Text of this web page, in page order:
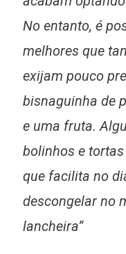
No entanto, é
melhores que
exijam pouco
bisnaguinha de
e uma fruta.
bolinhos e
que facilita no
descongelar no
lancheira”